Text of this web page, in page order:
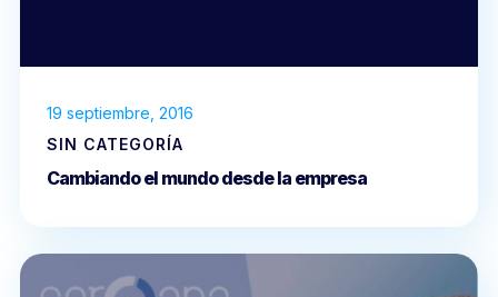
19 septiembre, 2016
SIN CATEGORÍA
Cambiando el mundo desde la empresa